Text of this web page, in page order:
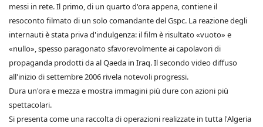
messi in rete. Il primo, di un quarto d'ora appena, contiene il
resoconto filmato di un solo comandante del Gspc. La reazione degli
internauti è stata priva d'indulgenza: il film è risultato «vuoto» e
«nullo», spesso paragonato sfavorevolmente ai capolavori di
propaganda prodotti da al Qaeda in Iraq. Il secondo video diffuso
all'inizio di settembre 2006 rivela notevoli progressi.
Dura un'ora e mezza e mostra immagini più dure con azioni più
spettacolari.
Si presenta come una raccolta di operazioni realizzate in tutta l'Algeria